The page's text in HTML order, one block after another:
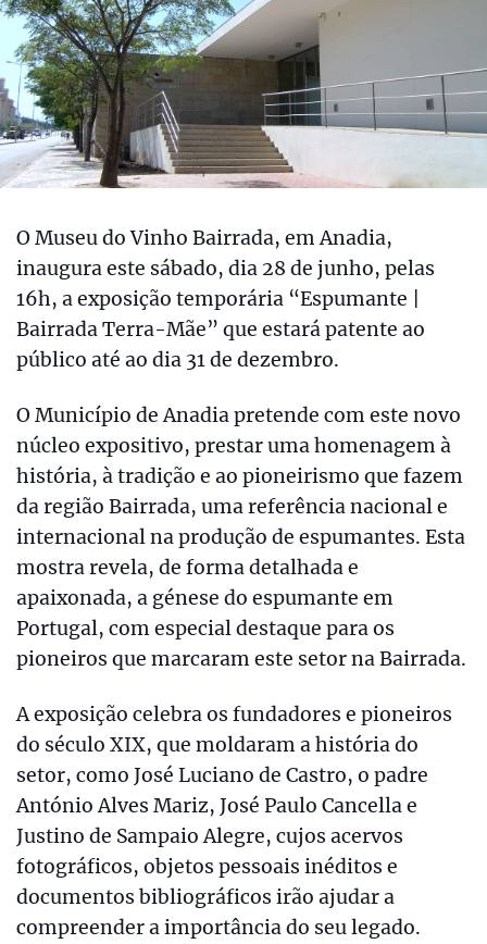
O Museu do Vinho Bairrada, em Anadia,
inaugura este sábado, dia 28 de junho, pelas
16h, a exposição temporária “Espumante |
Bairrada Terra-Mãe” que estará patente ao
público até ao dia 31 de dezembro.
O Município de Anadia pretende com este novo
núcleo expositivo, prestar uma homenagem à
história, à tradição e ao pioneirismo que fazem
da região Bairrada, uma referência nacional e
internacional na produção de espumantes. Esta
mostra revela, de forma detalhada e
apaixonada, a génese do espumante em
Portugal, com especial destaque para os
pioneiros que marcaram este setor na Bairrada.
A exposição celebra os fundadores e pioneiros
do século XIX, que moldaram a história do
setor, como José Luciano de Castro, o padre
António Alves Mariz, José Paulo Cancella e
Justino de Sampaio Alegre, cujos acervos
fotográficos, objetos pessoais inéditos e
documentos bibliográficos irão ajudar a
compreender a importância do seu legado.